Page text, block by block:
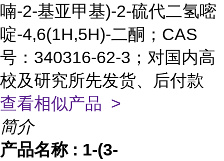
喃-2-基亚甲基)-2-硫代二氢嘧
啶-4,6(1H,5H)-二酮；CAS
号：340316-62-3；对国内高
校及研究所先发货、后付款
查看相似产品 >
简介
产品名称 : 1-(3-